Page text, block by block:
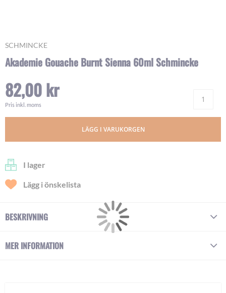
SCHMINCKE
Akademie Gouache Burnt Sienna 60ml Schmincke
82,00 kr
Pris inkl. moms
LÄGG I VARUKORGEN
I lager
Lägg i önskelista
Skip
the
of
the
images
BESKRIVNING
MER INFORMATION